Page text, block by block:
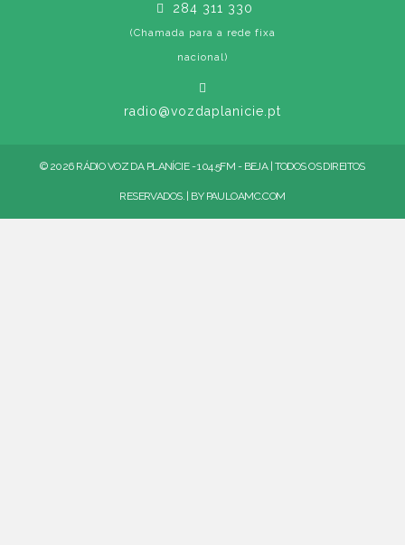
284 311 330
(Chamada para a rede fixa
nacional)
radio@vozdaplanicie.pt
© 2026 RÁDIO VOZ DA PLANÍCIE - 104.5FM - BEJA | TODOS OS DIREITOS
RESERVADOS. | BY PAULOAMC.COM